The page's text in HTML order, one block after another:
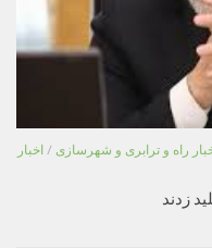
راه و ترابری و شهرسازی / اخبار
زدند